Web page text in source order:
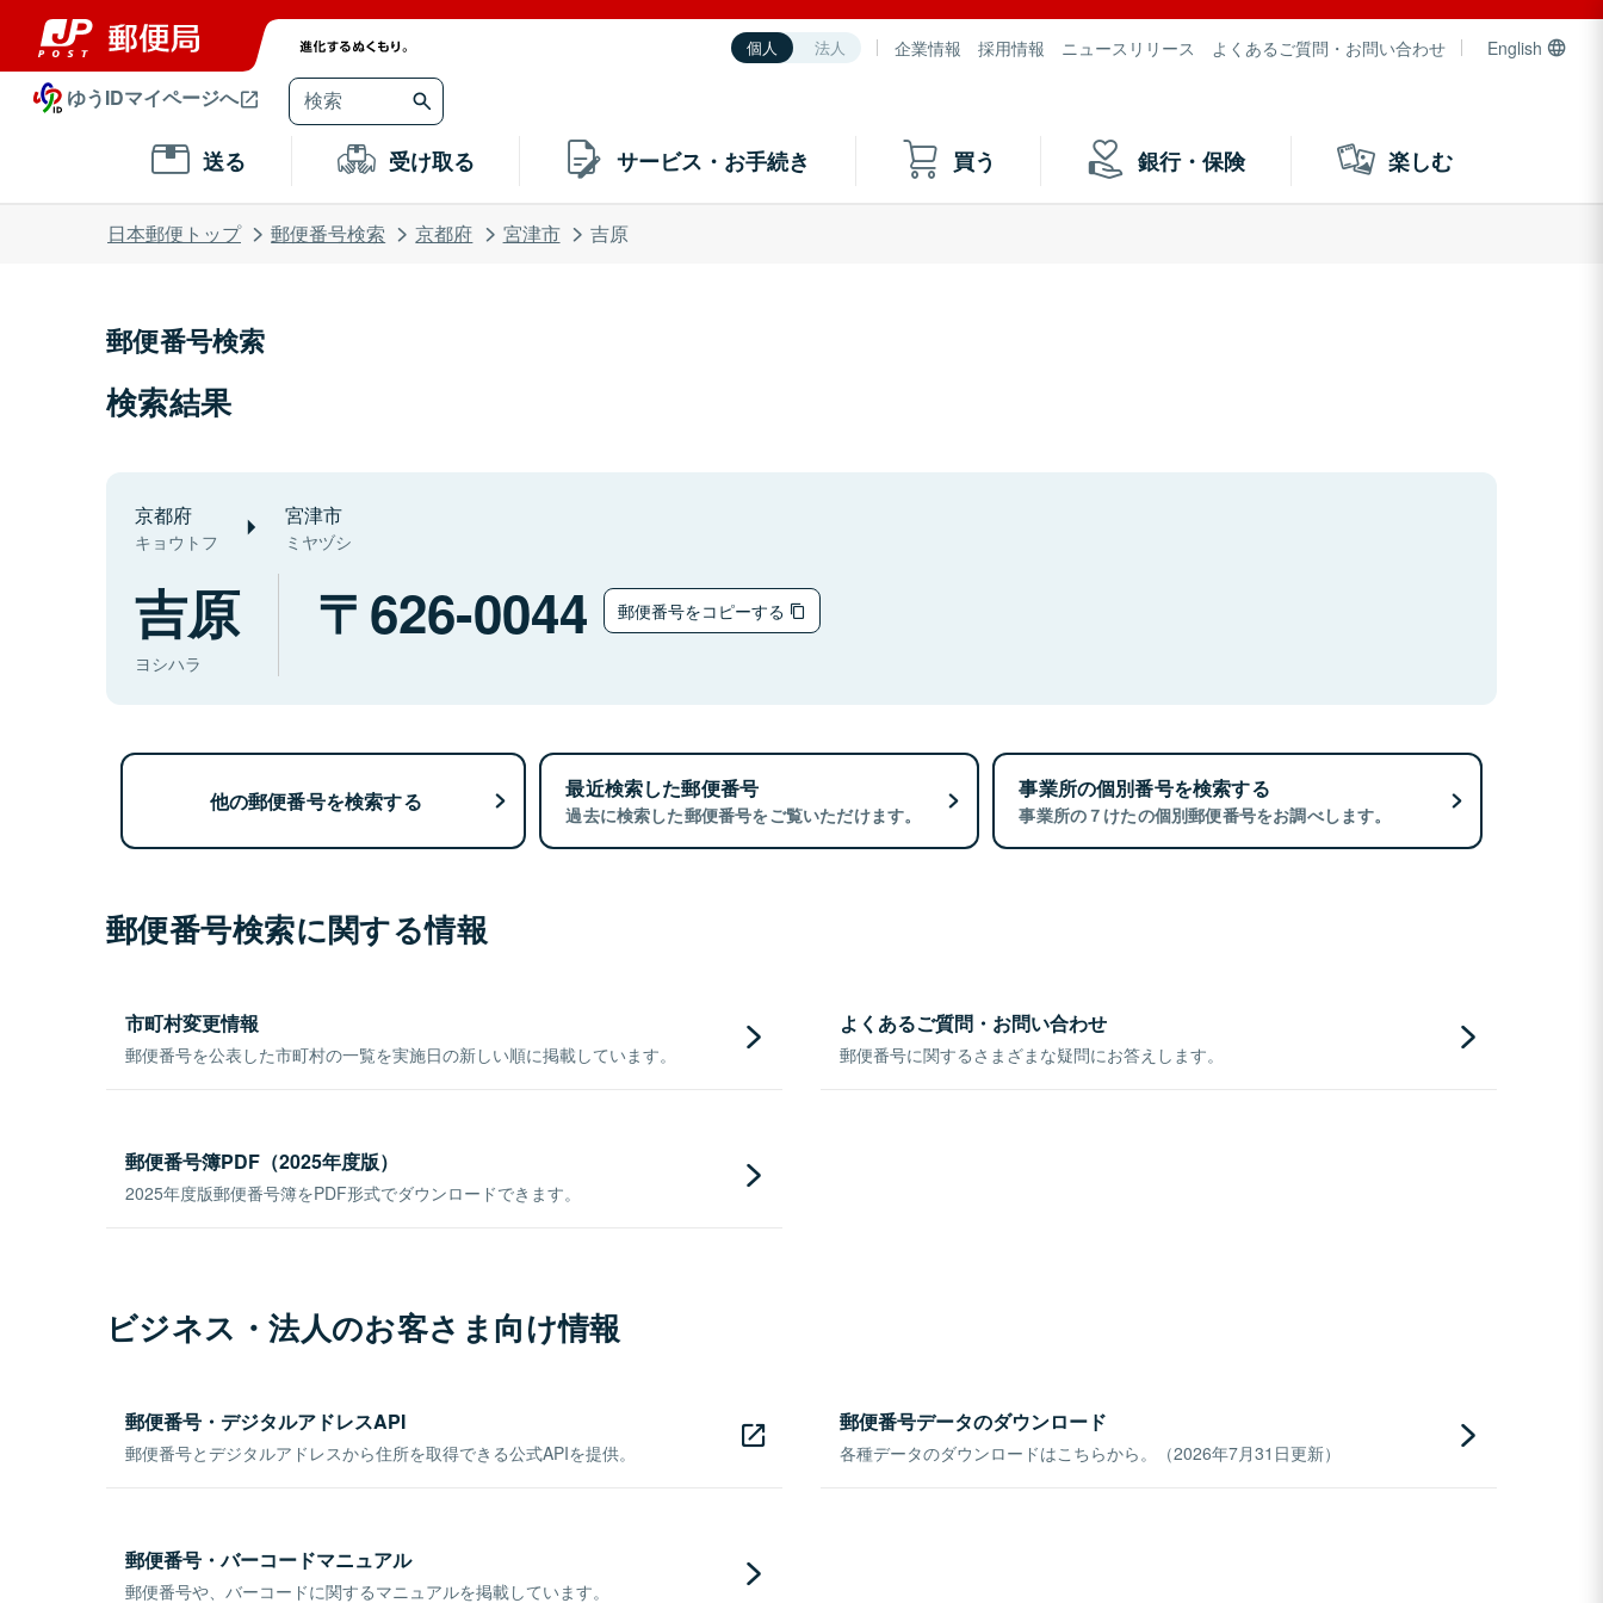
個人 法人 企業情報 採用情報 ニュースリリース よくあるご質問・お問い合わせ English
ゆうIDマイページへ
送る 受け取る サービス・お手続き 買う 銀行・保険 楽しむ
日本郵便トップ 郵便番号検索 京都府 宮津市 吉原
郵便番号検索
検索結果
京都府
キョウトフ
宮津市
ミヤヅシ
吉原
ヨシハラ
626-0044 郵便番号をコピーする
他の郵便番号を検索する 最近検索した郵便番号
過去に検索した郵便番号をご覧いただけます。
事業所の個別番号を検索する
事業所の７けたの個別郵便番号をお調べします。
郵便番号検索に関する情報
市町村変更情報
郵便番号を公表した市町村の一覧を実施日の新しい順に掲載しています。
よくあるご質問・お問い合わせ
郵便番号に関するさまざまな疑問にお答えします。
郵便番号簿PDF（2025年度版）
2025年度版郵便番号簿をPDF形式でダウンロードできます。
ビジネス・法人のお客さま向け情報
郵便番号・デジタルアドレスAPI
郵便番号とデジタルアドレスから住所を取得できる公式APIを提供。
郵便番号データのダウンロード
各種データのダウンロードはこちらから。（2026年7月31日更新）
郵便番号・バーコードマニュアル
郵便番号や、バーコードに関するマニュアルを掲載しています。